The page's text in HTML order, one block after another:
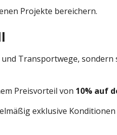
Projekte bereichern.
Transportwege, sondern
Preisvorteil von 10% auf
exklusive